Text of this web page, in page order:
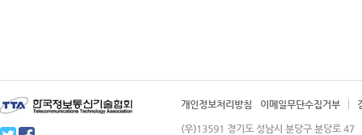
개인정보처리방침 이메일무단수집거부
(우)13591 경기도 성남시 분당구 분당로